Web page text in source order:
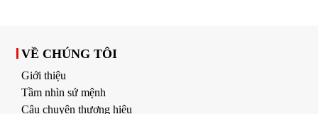
VỀ CHÚNG TÔI
Giới thiệu
Tầm nhìn sứ mệnh
Câu chuyện thương hiệu